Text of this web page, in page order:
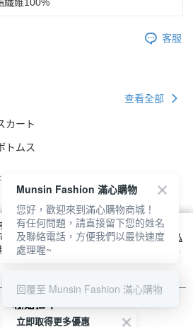
客服
查看全部
カート
トムス
本網站使用 cookie 方式之詳情，及若您不希
變更電腦的 cookie 設定，請參閱本網站「
隱私
使用本網站即表示您同意本公司得按本網站使
。
我知道了
立即取得更多優惠
Munsin Fashion 滿心購物
您好，歡迎來到滿心購物商城！
有任何問題，請直接留下您的姓名
及聯絡電話，方便我們以最快速度
處理喔~
回覆至 Munsin Fashion 滿心購物